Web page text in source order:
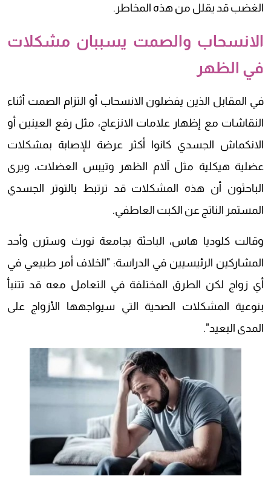
الغضب قد يقلل من هذه المخاطر.
الانسحاب والصمت يسببان مشكلات
في الظهر
في المقابل الذين يفضلون الانسحاب أو التزام الصمت أثناء
النقاشات مع إظهار علامات الانزعاج، مثل رفع العينين أو
الانكماش الجسدي كانوا أكثر عرضة للإصابة بمشكلات
عضلية هيكلية مثل آلام الظهر وتيبس العضلات، ويرى
الباحثون أن هذه المشكلات قد ترتبط بالتوتر الجسدي
المستمر الناتج عن الكبت العاطفي.
وقالت كلوديا هاس، الباحثة بجامعة نورث وسترن وأحد
المشاركين الرئيسيين في الدراسة: "الخلاف أمر طبيعي في
أي زواج لكن الطرق المختلفة في التعامل معه قد تتنبأ
بنوعية المشكلات الصحية التي سيواجهها الأزواج على
المدى البعيد".